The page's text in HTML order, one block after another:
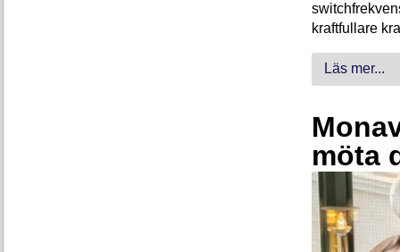
kraftfullare
Läs mer...
möta